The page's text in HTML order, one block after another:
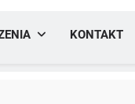
KONTAKT